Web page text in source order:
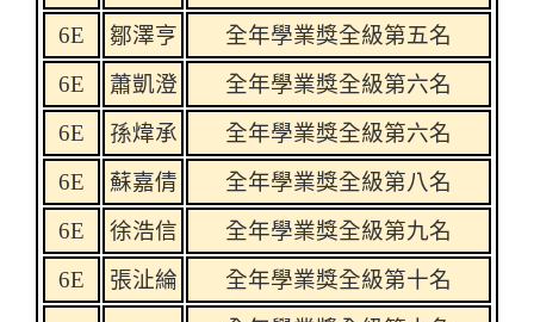
6E
鄒澤亨
全年學業獎全級第五名
6E
蕭凱澄
全年學業獎全級第六名
6E
孫煒承
全年學業獎全級第六名
6E
蘇嘉倩
全年學業獎全級第八名
6E
徐浩信
全年學業獎全級第九名
6E
張沚綸 全年學業獎全級第十名